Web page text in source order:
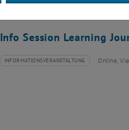
Info Session Learning
Veranstaltungstyp:
INFORMATIONSVERANSTALTUNG
Veranstaltungsort: Online,